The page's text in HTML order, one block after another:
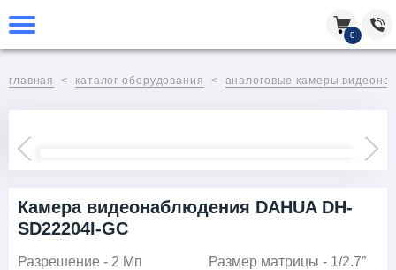
0
главная каталог оборудования аналоговые камеры
Камера видеонаблюдения DAHUA DH-
SD22204I-GC
Разрешение - 2 Мп
Размер матрицы - 1/2.7”